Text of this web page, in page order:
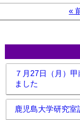
«
７月27日（月）
ました
鹿児島大学研究室